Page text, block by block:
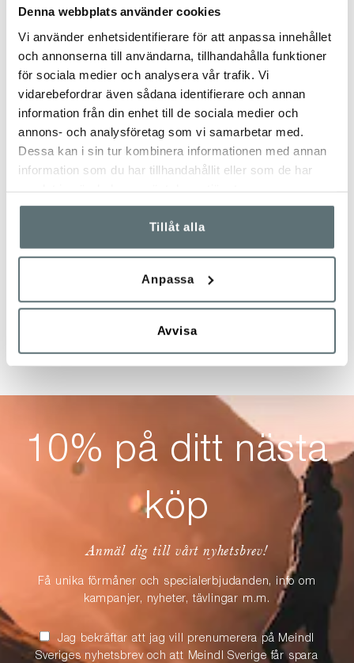
Denna webbplats använder cookies
Vi använder enhetsidentifierare för att anpassa innehållet
och annonserna till användarna, tillhandahålla funktioner
för sociala medier och analysera vår trafik. Vi
vidarebefordrar även sådana identifierare och annan
information från din enhet till de sociala medier och
annons- och analysföretag som vi samarbetar med.
Dessa kan i sin tur kombinera informationen med annan
information som du har tillhandahållit eller som de har
Tillåt alla
Anpassa
Avvisa
10% på ditt nästa
köp
Anmäl dig till vårt nyhetsbrev!
Få unika förmåner och specialerbjudanden, info om
kampanjer, nyheter, tävlingar m.m.
Jag bekräftar att jag vill prenumerera på Meindl
Sveriges nyhetsbrev och att Meindl Sverige får spara